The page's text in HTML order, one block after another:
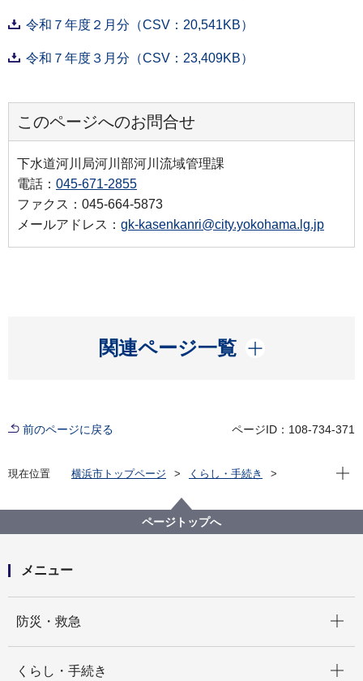
令和７年度２月分（CSV：20,541KB）
令和７年度３月分（CSV：23,409KB）
このページへのお問合せ
下水道河川局河川部河川流域管理課
電話： 045-671-2855
ファクス：045-664-5873
メールアドレス： gk-kasenkanri@city.yokohama.lg.jp
関連ページ一覧
開く
前のページに戻る ページID：108-734-371
現在位置 横浜市トップページ
くらし・手続き
河川水位オープンデータ
現在
ページトップへ
メニュー
防災・救急
くらし・手続き